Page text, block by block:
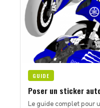
GUIDE
Poser un sticker
Le guide complet pour